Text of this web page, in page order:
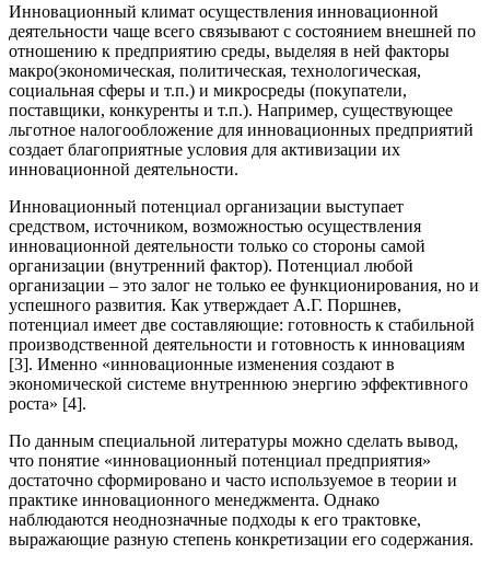
Инновационный климат осуществления инновационной
деятельности чаще всего связывают с состоянием внешней по
отношению к предприятию среды, выделяя в ней факторы
макро(экономическая, политическая, технологическая,
социальная сферы и т.п.) и микросреды (покупатели,
поставщики, конкуренты и т.п.). Например, существующее
льготное налогообложение для инновационных предприятий
создает благоприятные условия для активизации их
инновационной деятельности.
Инновационный потенциал организации выступает
средством, источником, возможностью осуществления
инновационной деятельности только со стороны самой
организации (внутренний фактор). Потенциал любой
организации – это залог не только ее функционирования, но и
успешного развития. Как утверждает А.Г. Поршнев,
потенциал имеет две составляющие: готовность к стабильной
производственной деятельности и готовность к инновациям
[3]. Именно «инновационные изменения создают в
экономической системе внутреннюю энергию эффективного
роста» [4].
По данным специальной литературы можно сделать вывод,
что понятие «инновационный потенциал предприятия»
достаточно сформировано и часто используемое в теории и
практике инновационного менеджмента. Однако
наблюдаются неоднозначные подходы к его трактовке,
выражающие разную степень конкретизации его содержания.